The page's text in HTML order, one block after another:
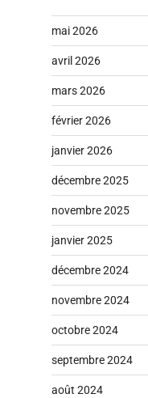
mai 2026
avril 2026
mars 2026
février 2026
janvier 2026
décembre 2025
novembre 2025
janvier 2025
décembre 2024
novembre 2024
octobre 2024
septembre 2024
août 2024